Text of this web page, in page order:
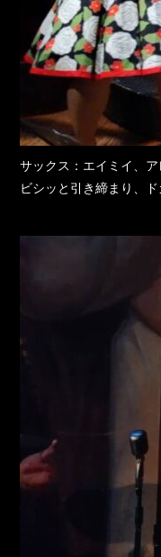
サックス：エイミイ、
ビシッと引き締まり、